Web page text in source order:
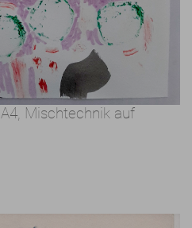
A4, Mischtechnik auf